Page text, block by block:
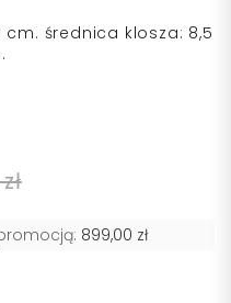
średnica klosza: 8,5
899,00 zł